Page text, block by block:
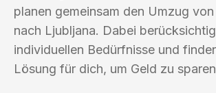
planen gemeinsam den Umzug
nach Ljubljana. Dabei
individuellen Bedürfnisse und
Lösung für dich, um Geld zu